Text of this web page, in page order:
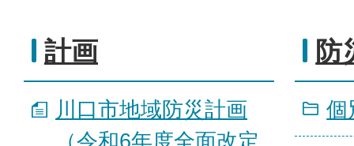
計画
川口市地域防災計画
防
個